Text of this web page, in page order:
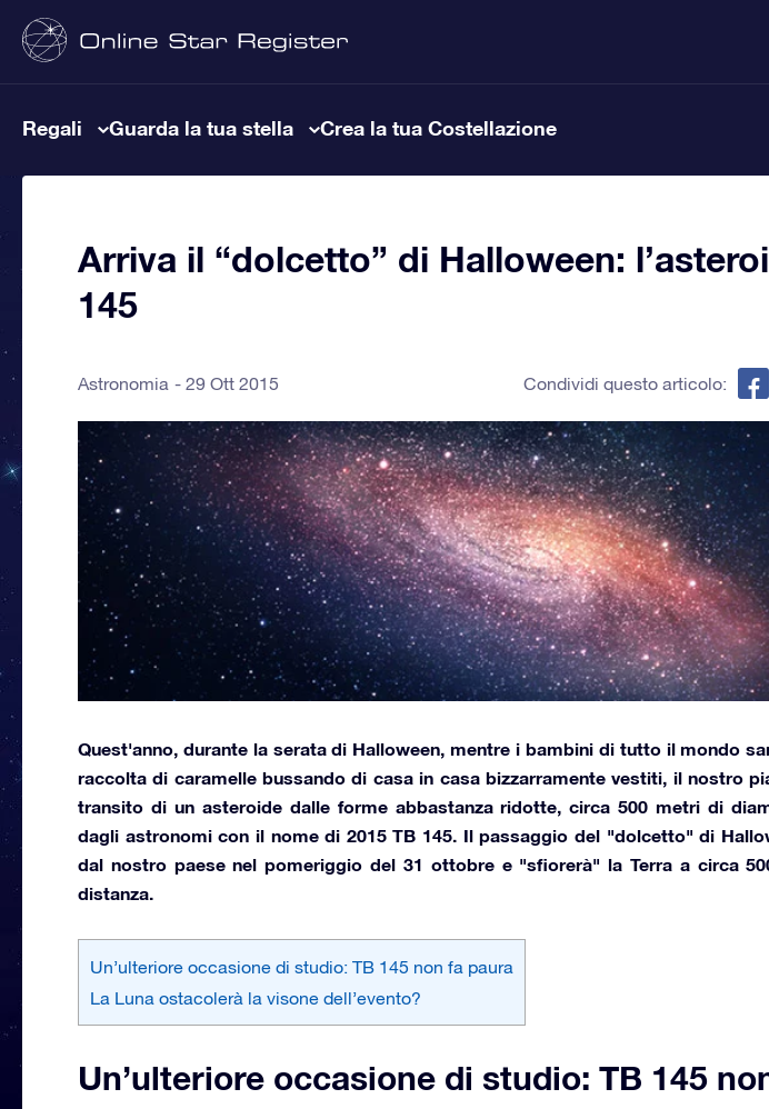
Regali Guarda la tua stella Crea la tua Costellazione
Arriva il “dolcetto” di Halloween:
145
Astronomia 29 Ott 2015 Condividi questo articolo:
Quest'anno, durante la serata di Halloween, mentre i bambini di tutto il mondo
raccolta di caramelle bussando di casa in casa bizzarramente vestiti, il nostro
transito di un asteroide dalle forme abbastanza ridotte, circa 500 metri di
dagli astronomi con il nome di 2015 TB 145. Il passaggio del "dolcetto" di
dal nostro paese nel pomeriggio del 31 ottobree "sfiorerà" la Terra a circa
distanza.
Un’ulteriore occasione di studio: TB 145 non fa paura
La Luna ostacolerà la visone dell’evento?
Un’ulteriore occasione di studio: TB 145